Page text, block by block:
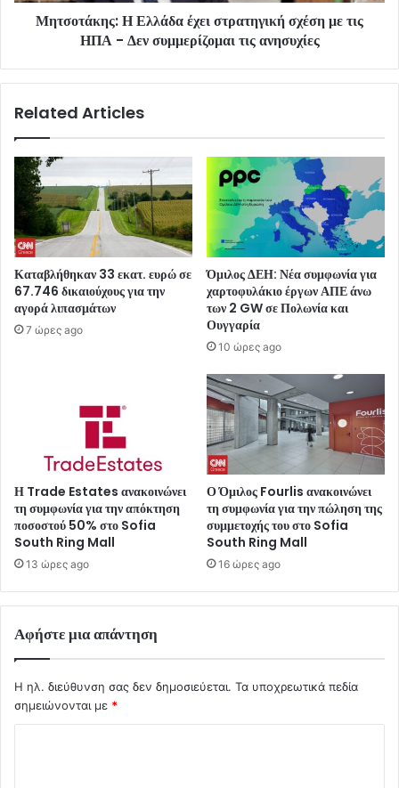
Μητσοτάκης: Η Ελλάδα έχει στρατηγική σχέση με τις
ΗΠΑ - Δεν συμμερίζομαι τις ανησυχίες
Related Articles
Καταβλήθηκαν 33 εκατ. ευρώ σε
67.746 δικαιούχους για την
αγορά λιπασμάτων
7 ώρες ago
Όμιλος ΔΕΗ: Νέα συμφωνία για
χαρτοφυλάκιο έργων ΑΠΕ άνω
των 2 GW σε Πολωνία και
Ουγγαρία
10 ώρες ago
Η Trade Estates ανακοινώνει
τη συμφωνία για την απόκτηση
ποσοστού 50% στο Sofia
South Ring Mall
13 ώρες ago
Ο Όμιλος Fourlis ανακοινώνει
τη συμφωνία για την πώληση της
συμμετοχής του στο Sofia
South Ring Mall
16 ώρες ago
Αφήστε μια απάντηση
Η ηλ. διεύθυνση σας δεν δημοσιεύεται. Τα υποχρεωτικά πεδία
σημειώνονται με *